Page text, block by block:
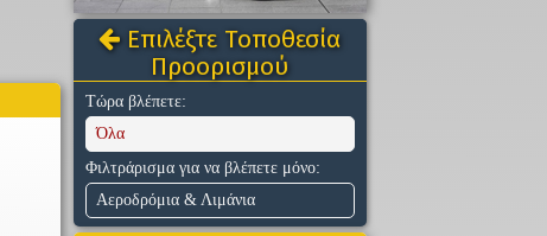
Επιλέξτε Τοποθεσία
Προορισμού
Τώρα βλέπετε:
Όλα
Φιλτράρισμα για να βλέπετε μόνο:
Αεροδρόμια & Λιμάνια